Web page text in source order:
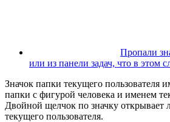
Пропали
или из панели задач, что в этом
Значок папки текущего пользователя
папки с фигурой человека и именем
Двойной щелчок по значку открывает
текущего пользователя.